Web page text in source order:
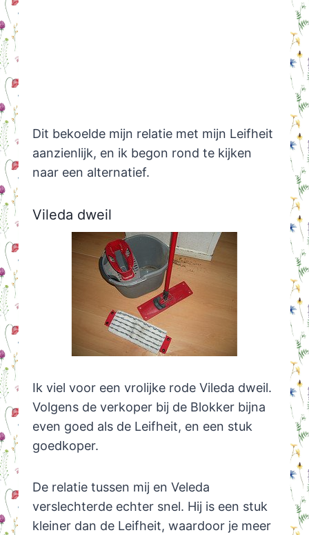
Dit bekoelde mijn relatie met mijn Leifheit
aanzienlijk, en ik begon rond te kijken
naar een alternatief.
Vileda dweil
Ik viel voor een vrolijke rode Vileda dweil.
Volgens de verkoper bij de Blokker bijna
even goed als de Leifheit, en een stuk
goedkoper.
De relatie tussen mij en Veleda
verslechterde echter snel. Hij is een stuk
kleiner dan de Leifheit, waardoor je meer